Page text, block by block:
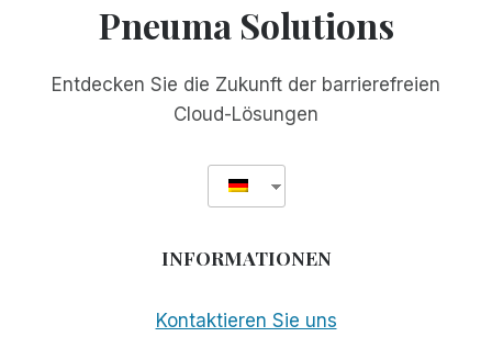
Pneuma Solutions
Entdecken Sie die Zukunft der barrierefreien
Cloud-Lösungen
INFORMATIONEN
Kontaktieren Sie uns